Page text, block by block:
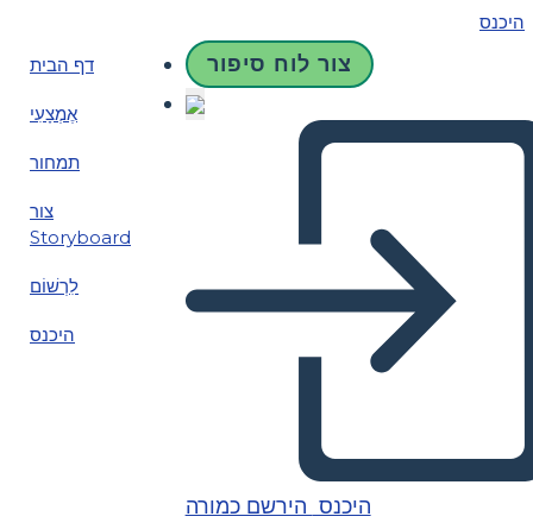
היכנס
דף הבית
אֶמְצָעִי
תמחור
צור
Storyboard
לִרְשׁוֹם
היכנס
צור לוח סיפור
היכנס הירשם כמורה